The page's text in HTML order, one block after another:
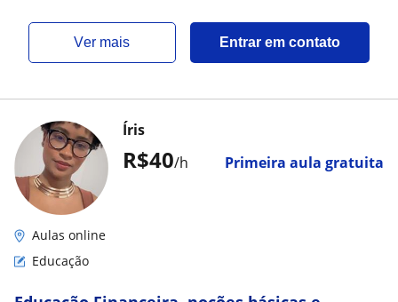
ver mais Entrar em contato
R$40/h Primeira aula gratuita
Íris
Aulas online
Educação